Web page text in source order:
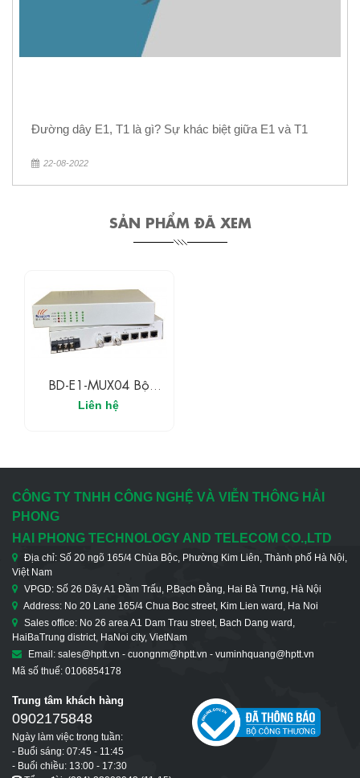
Đường dây E1, T1 là gì? Sự khác biệt giữa E1 và T1
22-08-2022
SẢN PHẨM ĐÃ XEM
BD-E1-MUX04 Bộ
Chuyển Đổi Procotol 4
Kênh Thoại FXS/FXO
Liên hệ
CÔNG TY TNHH CÔNG NGHỆ VÀ VIỄN THÔNG HẢI
PHONG
HAI PHONG TECHNOLOGY AND TELECOM CO.,LTD
Địa chỉ: Số 20 ngõ 165/4 Chùa Bộc, Phường Kim Liên, Thành phố Hà Nội,
Việt Nam
VPGD: Số 26 Dãy A1 Đầm Trấu, P.Bạch Đằng, Hai Bà Trưng, Hà Nội
Address: No 20 Lane 165/4 Chua Boc street, Kim Lien ward, Ha Noi
Sales office: No 26 area A1 Dam Trau street, Bach Dang ward,
HaiBaTrung district, HaNoi city, VietNam
Email: sales@hptt.vn - cuongnm@hptt.vn - vuminhquang@hptt.vn
Mã số thuế: 0106854178
Trung tâm khách hàng
0902175848
Ngày làm việc trong tuần:
- Buổi sáng: 07:45 - 11:45
- Buổi chiều: 13:00 - 17:30